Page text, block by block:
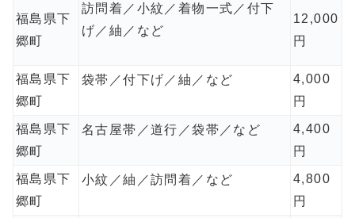
福島県下
郷町
訪問着／小紋／着物一式／付下
げ／紬／など
12,000
円
福島県下
郷町
袋帯／付下げ／紬／など
4,000
円
福島県下
郷町
名古屋帯／道行／袋帯／など
4,400
円
福島県下
郷町
小紋／紬／訪問着／など
4,800
円